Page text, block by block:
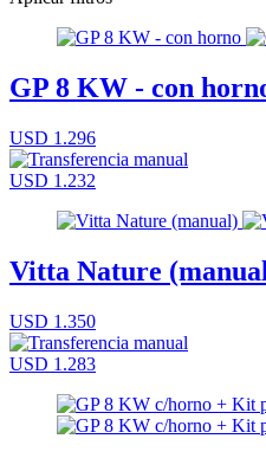
GP 8 KW - con
USD 1.296
USD 1.232
Vitta Nature
USD 1.350
USD 1.283